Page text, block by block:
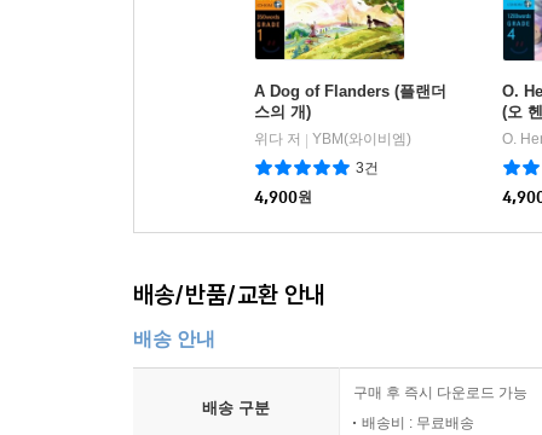
A Dog of Flanders (플랜더
스의 개)
위다 저
YBM(와이비엠)
3건
4,900원
O.
(오
O.
배송/반품/교환 안내
배송 안내
배송 구분
구매 후 즉시 다운로드 가능
배송비 : 무료배송